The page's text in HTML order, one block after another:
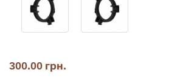
300.00 грн.